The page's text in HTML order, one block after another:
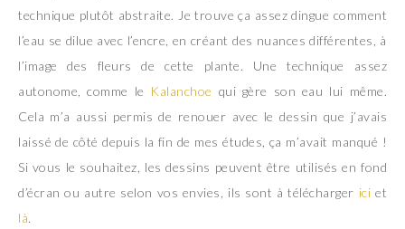
technique plutôt abstraite. Je trouve ça assez dingue comment
l’eau se dilue avec l’encre, en créant des nuances différentes, à
l’image des fleurs de cette plante. Une technique assez
autonome, comme le Kalanchoe qui gère son eau lui même.
Cela m’a aussi permis de renouer avec le dessin que j’avais
laissé de côté depuis la fin de mes études, ça m’avait manqué !
Si vous le souhaitez, les dessins peuvent être utilisés en fond
d’écran ou autre selon vos envies, ils sont à télécharger ici et
là.